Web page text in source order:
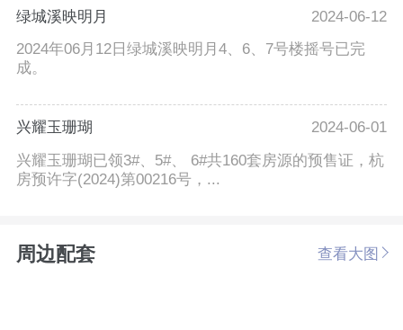
绿城溪映明月
2024-06-12
2024年06月12日绿城溪映明月4、6、7号楼摇号已完
成。
兴耀玉珊瑚
2024-06-01
兴耀玉珊瑚已领3#、5#、 6#共160套房源的预售证，杭
房预许字(2024)第00216号，...
周边配套 查看大图